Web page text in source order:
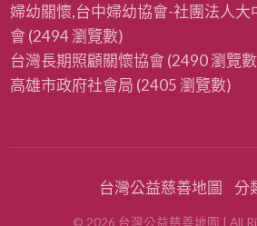
婦幼關懷,台中婦幼協會-社團法人大
會 (2494 瀏覽數)
台灣長期照顧關懷協會 (2490 瀏覽
高雄市政府社會局 (2405 瀏覽數)
台灣公益慈善地圖 分
© 2026 台灣公益慈善地圖 | All